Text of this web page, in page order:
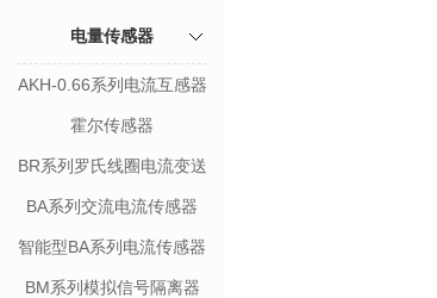
电量传感器
AKH-0.66系列电流互感器
霍尔传感器
BR系列罗氏线圈电流变送
器
BA系列交流电流传感器
智能型BA系列电流传感器
BM系列模拟信号隔离器